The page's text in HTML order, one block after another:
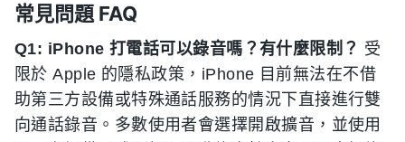
常見問題 FAQ
Q1: iPhone 打電話可以錄音嗎？有什麼限制？ 受
限於 Apple 的隱私政策，iPhone 目前無法在不借
助第三方設備或特殊通話服務的情況下直接進行雙
向通話錄音。多數使用者會選擇開啟擴音，並使用